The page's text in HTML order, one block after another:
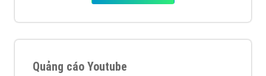
Quảng cáo Youtube